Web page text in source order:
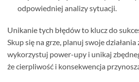
odpowiedniej analizy sytuacji.
Unikanie tych błędów to klucz do
Skup się na grze, planuj swoje
wykorzystuj power-upy i unikaj
że cierpliwość i konsekwencja